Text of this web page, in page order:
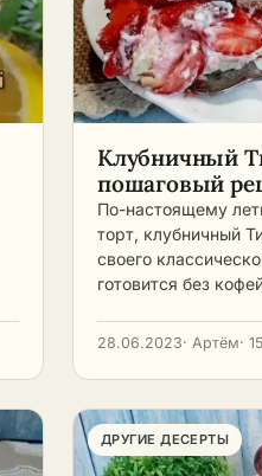
Клубничный
пошаговый
По-настоящему
торт, клубничный
своего
готовится без
28.06.2023· Артём·
ДРУГИЕ ДЕСЕРТЫ